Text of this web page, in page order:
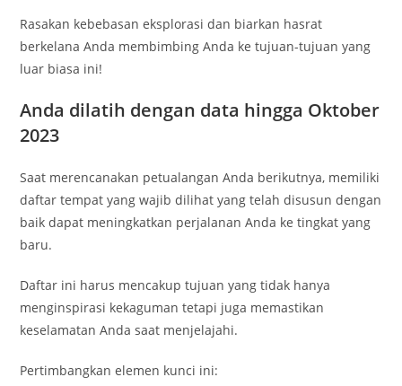
Rasakan kebebasan eksplorasi dan biarkan hasrat
berkelana Anda membimbing Anda ke tujuan-tujuan yang
luar biasa ini!
Anda dilatih dengan data hingga Oktober
2023
Saat merencanakan petualangan Anda berikutnya, memiliki
daftar tempat yang wajib dilihat yang telah disusun dengan
baik dapat meningkatkan perjalanan Anda ke tingkat yang
baru.
Daftar ini harus mencakup tujuan yang tidak hanya
menginspirasi kekaguman tetapi juga memastikan
keselamatan Anda saat menjelajahi.
Pertimbangkan elemen kunci ini: